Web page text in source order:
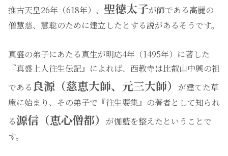
推古天皇26年（618年）、 聖徳太子が師である高麗の
僧慧慈、慧聡のために建立したとする説があるそうです。
真盛の弟子にあたる真生が明応4年（1495年）に著した
『真盛上人往生伝記』によれば、西教寺は比叡山中興の祖
である 良源（慈恵大師、元三大師）
が建てた草
庵に始まり、その弟子で『往生要集』の著者として知られ
る源信（恵心僧都）
が伽藍を整えたということで
す。